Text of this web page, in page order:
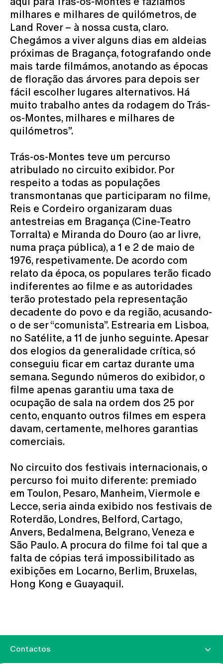
milhares e milhares de quilómetros, de
Land Rover – à nossa custa, claro.
Chegámos a viver alguns dias em aldeias
próximas de Bragança, fotografando onde
mais tarde filmámos, anotando as épocas
de floração das árvores para depois ser
fácil escolher lugares alternativos. Há
muito trabalho antes da rodagem do Trás-
os-Montes, milhares e milhares de
quilómetros”.
Trás-os-Montes teve um percurso
atribulado no circuito exibidor. Por
respeito a todas as populações
transmontanas que participaram no filme,
Reis e Cordeiro organizaram duas
antestreias em Bragança (Cine-Teatro
Torralta) e Miranda do Douro (ao ar livre,
numa praça pública), a 1 e 2 de maio de
1976, respetivamente. De acordo com
relato da época, os populares terão ficado
indiferentes ao filme e as autoridades
terão protestado pela representação
decadente do povo e da região, acusando-
o de ser “comunista”. Estrearia em Lisboa,
no Satélite, a 11 de junho seguinte. Apesar
dos elogios da generalidade crítica, só
conseguiu ficar em cartaz durante uma
semana. Segundo números do exibidor, o
filme apenas garantiu uma taxa de
ocupação de sala na ordem dos 25 por
cento, enquanto outros filmes em espera
davam, certamente, melhores garantias
comerciais.
No circuito dos festivais internacionais, o
percurso foi muito diferente: premiado
em Toulon, Pesaro, Manheim, Viermole e
Lecce, seria ainda exibido nos festivais de
Roterdão, Londres, Belford, Cartago,
Anvers, Bedalmena, Belgrano, Veneza e
São Paulo. A procura do filme foi tal que a
falta de cópias terá impossibilitado as
exibições em Locarno, Berlim, Bruxelas,
Hong Kong e Guayaquil.
Contactos